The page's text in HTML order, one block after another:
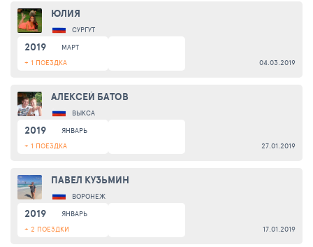
ЮЛИЯ
СУРГУТ
2019
МАРТ
+ 1 ПОЕЗДКА
04.03.2019
АЛЕКСЕЙ БАТОВ
ВЫКСА
2019
ЯНВАРЬ
+ 1 ПОЕЗДКА
27.01.2019
ПАВЕЛ КУЗЬМИН
ВОРОНЕЖ
2019
ЯНВАРЬ
+ 2 ПОЕЗДКИ
17.01.2019